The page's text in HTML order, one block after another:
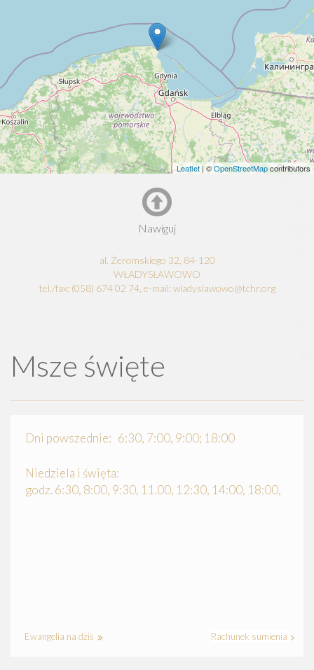
Leaflet | ©OpenStreetMapcontributors
Nawiguj
al. Żeromskiego 32, 84-120
WŁADYSŁAWOWO
tel./fax: (058) 674 02 74, e-mail: wladyslawowo@tchr.org
Msze święte
Dni powszednie: 6:30, 7:00, 9:00; 18:00
Niedziela i święta:
godz. 6:30, 8:00, 9:30, 11.00, 12:30, 14:00, 18:00,
Ewangelia na dziś Rachunek sumienia